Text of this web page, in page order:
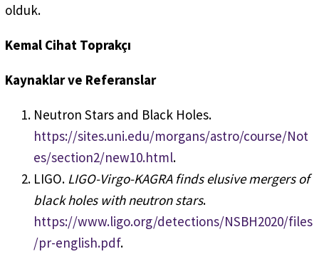
olduk.
Kemal Cihat Toprakçı
Kaynaklar ve Referanslar
Neutron Stars and Black Holes.
https://sites.uni.edu/morgans/astro/course/Not
es/section2/new10.html.
LIGO. LIGO-Virgo-KAGRA finds elusive mergers of
black holes with neutron stars.
https://www.ligo.org/detections/NSBH2020/files
/pr-english.pdf.